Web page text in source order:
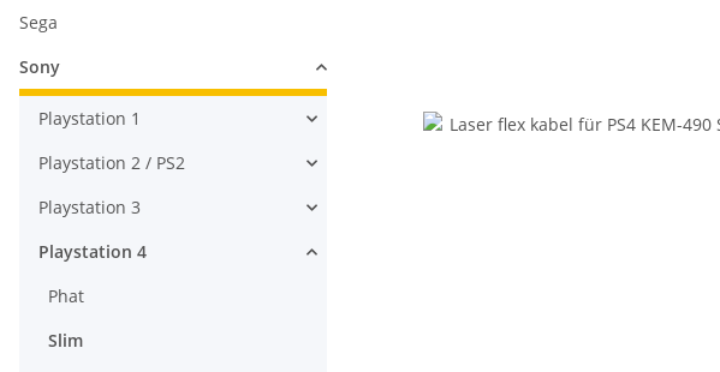
Sega
Sony
Playstation 1
Playstation 2 / PS2
Playstation 3
Playstation 4
Phat
Slim